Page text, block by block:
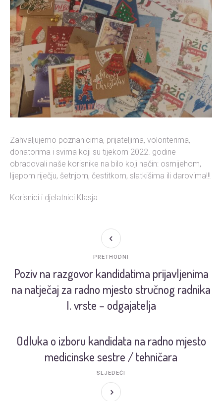
Zahvaljujemo poznanicima, prijateljima, volonterima,
donatorima i svima koji su tijekom 2022. godine
obradovali naše korisnike na bilo koji način: osmijehom,
lijepom riječju, šetnjom, čestitkom, slatkišima ili darovima!!!
Korisnici i djelatnici Klasja
Poziv na razgovor kandidatima prijavljenima
na natječaj za radno mjesto stručnog radnika
I. vrste – odgajatelja
PRETHODNI
Odluka o izboru kandidata na radno mjesto
medicinske sestre / tehničara
SLJEDEĆI